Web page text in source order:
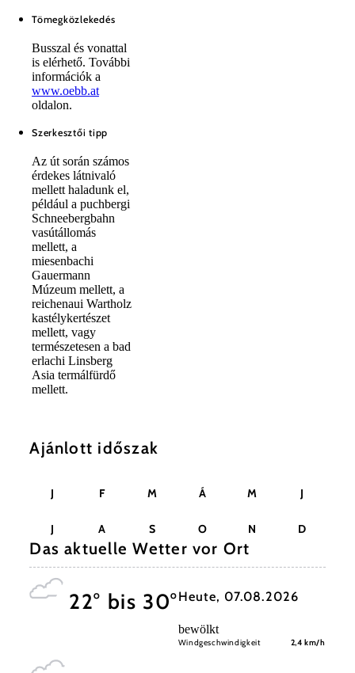
Tömegközlekedés
Busszal és vonattal
is elérhető. További
információk a
www.oebb.at
oldalon.
Szerkesztői tipp
Az út során számos
érdekes látnivaló
mellett haladunk el,
például a puchbergi
Schneebergbahn
vasútállomás
mellett, a
miesenbachi
Gauermann
Múzeum mellett, a
reichenaui Wartholz
kastélykertészet
mellett, vagy
természetesen a bad
erlachi Linsberg
Asia termálfürdő
mellett.
Ajánlott időszak
J F M Á M J
J A S O N D
Das aktuelle Wetter vor Ort
22° bis 30°Heute, 07.08.2026
bewölkt
Windgeschwindigkeit 2,4 km/h